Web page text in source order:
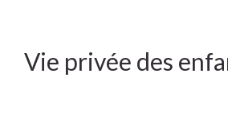
Vie privée des